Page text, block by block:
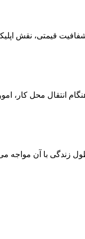
قیمتی، نقش
انتقال محل کار،
زندگی با آن مواجه